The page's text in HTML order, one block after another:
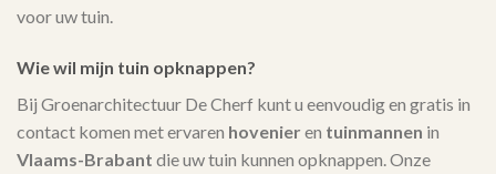
voor uw tuin.
Wie wil mijn tuin opknappen?
Bij Groenarchitectuur De Cherf kunt u eenvoudig en gratis in
contact komen met ervaren hovenieren tuinmannen in
Vlaams-Brabant die uw tuin kunnen opknappen. Onze